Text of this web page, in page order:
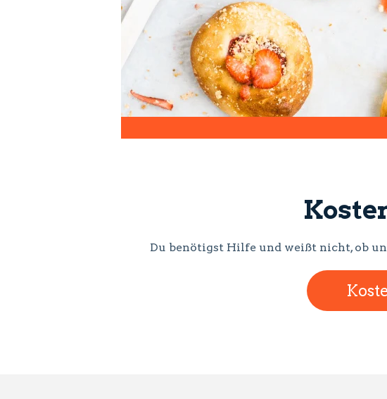
Du benötigst Hilfe und weißt nicht, ob